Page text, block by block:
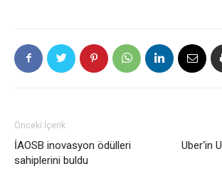
Önceki İçerik
İAOSB inovasyon ödülleri
sahiplerini buldu
Uber‘in